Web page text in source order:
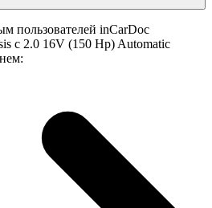
пользователей inCarDoc
с 2.0 16V (150 Hp) Automatic